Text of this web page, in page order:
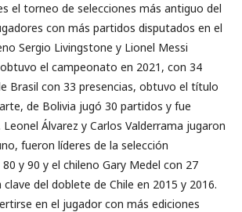
el torneo de selecciones más antiguo del
con más partidos disputados en el
Sergio Livingstone y Lionel Messi
el campeonato en 2021, con 34
Brasil con 33 presencias, obtuvo el título
de Bolivia jugó 30 partidos y fue
Álvarez y Carlos Valderrama jugaron
fueron líderes de la selección
y 90 y el chileno Gary Medel con 27
del doblete de Chile en 2015 y 2016.
en el jugador con más ediciones